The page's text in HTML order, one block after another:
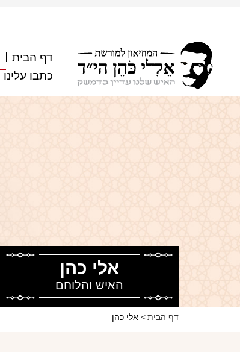
דף הבית
כתבו עלינו
אלי כהן
האיש והלוחם
דף הבית אלי כהן